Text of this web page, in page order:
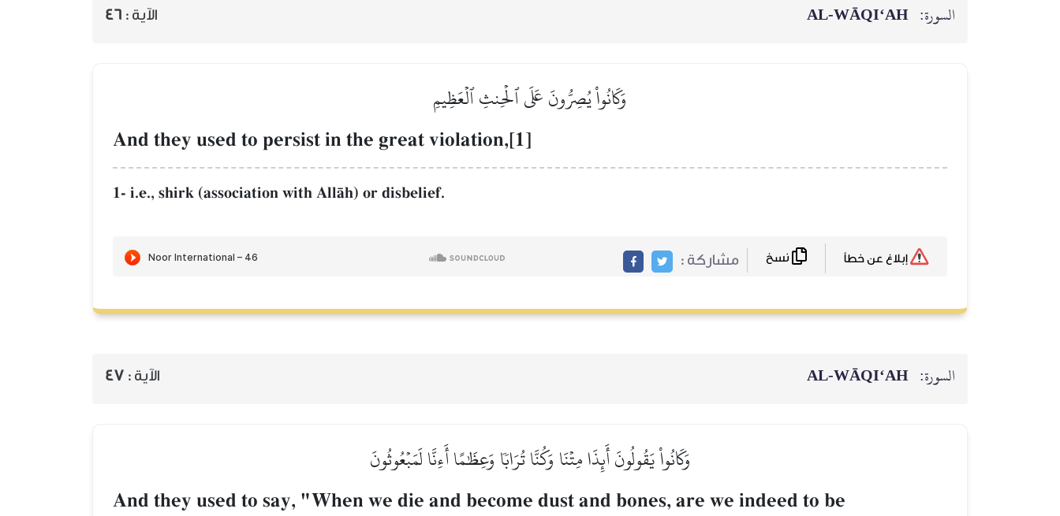
السورة: AL‑WĀQI‘AH الآية : 46
وَكَانُواْ يُصِرُّونَ عَلَى ٱلۡحِنثِ ٱلۡعَظِيمِ
And they used to persist in the great violation,[1]
1- i.e., shirk (association with AllŒh) or disbelief.
مشاركة :
السورة: AL‑WĀQI‘AH الآية : 47
وَكَانُواْ يَقُولُونَ أَئِذَا مِتۡنَا وَكُنَّا تُرَابٗا وَعِظَٰمًا أَءِنَّا لَمَبۡعُوثُونَ
And they used to say, "When we die and become dust and bones, are we indeed to be